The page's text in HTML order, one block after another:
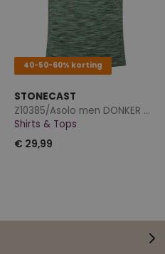
40-50-60% korting
STONECAST
Z10385/Asolo men DONKER GROEN
Shirts & Tops
€ 29,99